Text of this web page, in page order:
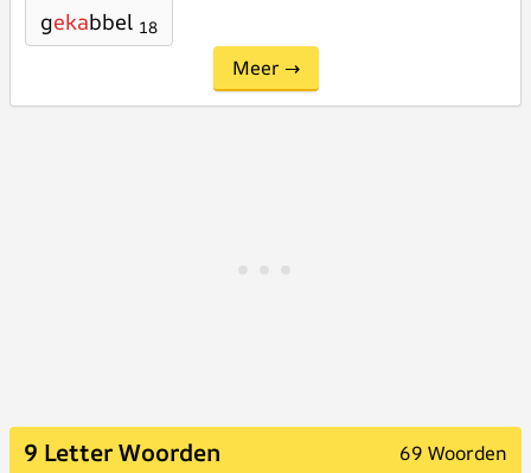
gekabbel 18
Meer →
9 Letter Woorden 69 Woorden